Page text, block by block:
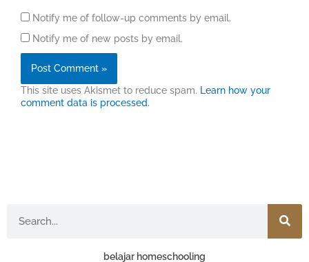
Notify me of follow-up comments by email.
Notify me of new posts by email.
This site uses Akismet to reduce spam. Learn how your
comment data is processed.
belajar homeschooling